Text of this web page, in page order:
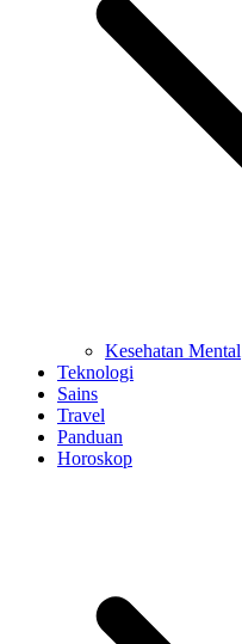
Kesehatan Mental
Teknologi
Sains
Travel
Panduan
Horoskop